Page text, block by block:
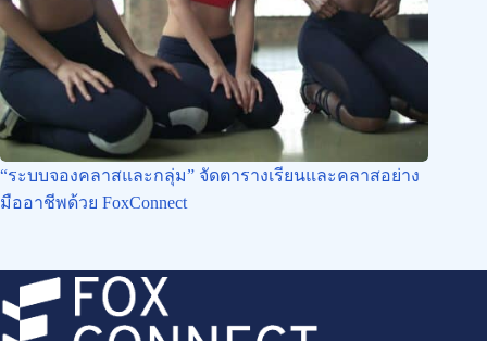
“ระบบจองคลาสและกลุ่ม” จัดตารางเรียนและคลาสอย่าง
มืออาชีพด้วย FoxConnect